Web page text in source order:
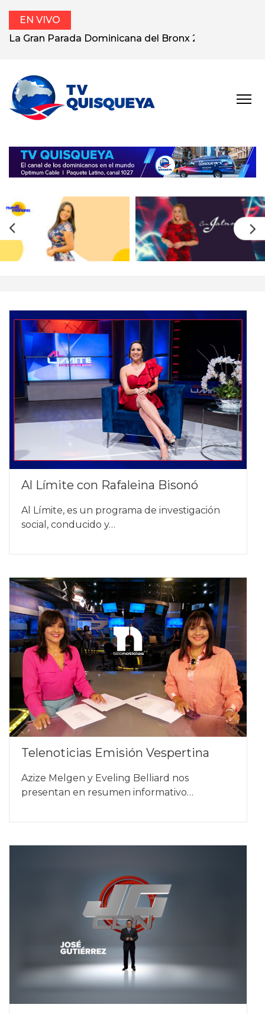
EN VIVO
La Gran Parada Dominicana del Bronx 2025
prev
Al Límite con Rafaleina Bisonó
Al Límite, es un programa de investigación
social, conducido y…
Telenoticias Emisión Vespertina
Azize Melgen y Eveling Belliard nos
presentan en resumen informativo…